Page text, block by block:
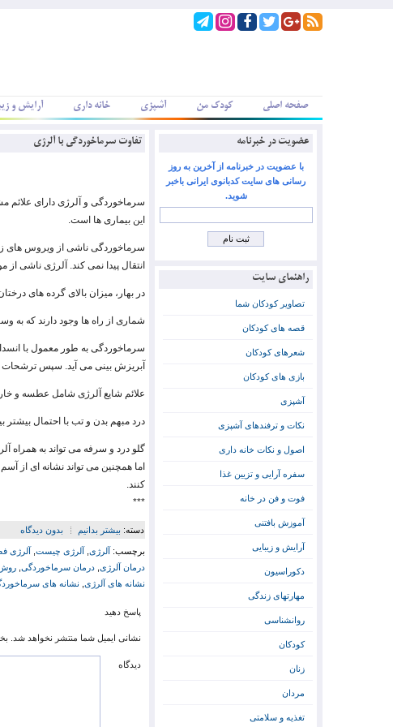
صفحه اصلی کودک من آشپزی خانه داری آرایش و
تفاوت سرماخوردگی با آلرژی
سرماخوردگی و آلرژی دارای علائم
این بیماری ها است.
سرماخوردگی ناشی از ویروس های
انتقال پیدا نمی کند. آلرژی ناشی
در بهار، میزان بالای گرده های
شماری از راه ها وجود دارند که به
سرماخوردگی به طور معمول با
آبریزش بینی می آید. سپس ترشحات
علائم شایع آلرژی شامل عطسه و
درد مبهم بدن و تب با احتمال
گلو درد و سرفه می تواند به همراه
اما همچنین می تواند نشانه ای از
کنند.
***
دسته: بیشتر بدانیم بدون دیدگاه
برچسب: آلرژی آلرژی چیست آلرژی
درمان آلرژی درمان سرماخوردگی
نشانه های آلرژی نشانه های
پاسخ دهید
نشانی ایمیل شما منتشر نخواهد شد.
دیدگاه
عضویت در خبرنامه
با عضویت در خبرنامه از آخرین به روز
رسانی های سایت کدبانوی ایرانی باخبر
شوید.
راهنمای سایت
تصاویر کودکان شما
قصه های کودکان
شعرهای کودکان
بازی های کودکان
آشپزی
نکات و ترفندهای آشپزی
اصول و نکات خانه داری
سفره آرایی و تزیین غذا
فوت و فن در خانه
آموزش بافتنی
آرایش و زیبایی
دکوراسیون
مهارتهای زندگی
روانشناسی
کودکان
زنان
مردان
تغذیه و سلامتی